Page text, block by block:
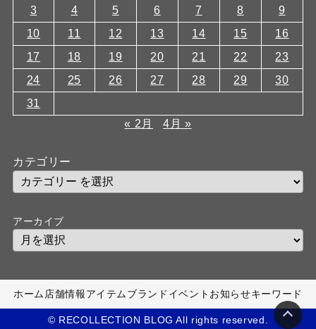
3
4 5 6 7 8
9
10
11 12 13 14 15
16
17
18 19 20 21 22
23
24
25 26 27 28 29
30
31
« 2月
4月 »
カテゴリー
アーカイブ
ホーム 店舗情報アイテムブランド イベント お知らせキーワード
© RECOLLECTION BLOG All rights reserved.